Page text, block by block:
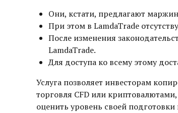
Они, кстати, предлагают
При этом в LamdaTrade
После изменения
LamdaTrade.
Для доступа ко всему этому
Услуга позволяет инвесторам
торговля CFD или
оценить уровень своей подготовки